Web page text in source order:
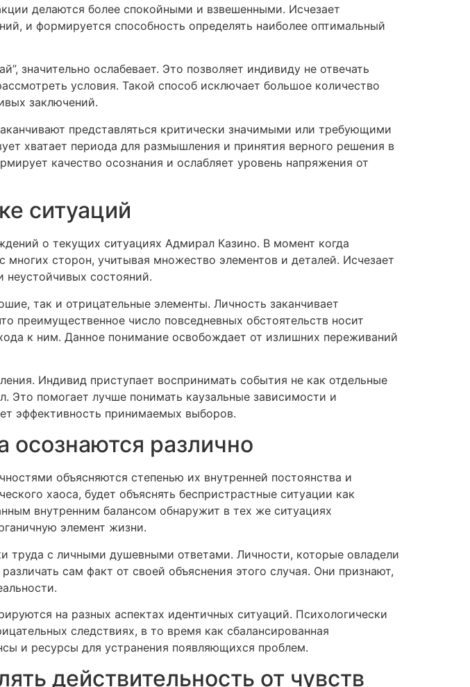
делаются более спокойными и взвешенными. Исчезает
и формируется способность определять наиболее оптимальный
значительно ослабевает. Это позволяет индивиду не отвечать
условия. Такой способ исключает большое количество
заключений.
представляться критически значимыми или требующими
хватает периода для размышления и принятия верного решения в
качество осознания и ослабляет уровень напряжения от
ситуаций
о текущих ситуациях Адмирал Казино. В момент когда
многих сторон, учитывая множество элементов и деталей. Исчезает
состояний.
так и отрицательные элементы. Личность заканчивает
преимущественное число повседневных обстоятельств носит
к ним. Данное понимание освобождает от излишних переживаний
Индивид приступает воспринимать события не как отдельные
Это помогает лучше понимать каузальные зависимости и
эффективность принимаемых выборов.
осознаются различно
объясняются степенью их внутренней постоянства и
хаоса, будет объяснять беспристрастные ситуации как
внутренним балансом обнаружит в тех же ситуациях
элемент жизни.
труда с личными душевными ответами. Личности, которые овладели
сам факт от своей объяснения этого случая. Они признают,
на разных аспектах идентичных ситуаций. Психологически
следствиях, в то время как сбалансированная
и ресурсы для устранения появляющихся проблем.
действительность от чувств